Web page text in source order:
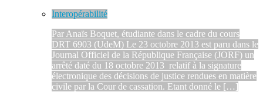
Interopérabilité
Par Anaïs Boquet, étudiante dans le cadre du cours
DRT 6903 (UdeM) Le 23 octobre 2013 est paru dans le
Journal Officiel de la République Française (JORF) un
arrêté daté du 18 octobre 2013 relatif à la signature
électronique des décisions de justice rendues en matière
civile par la Cour de cassation. Etant donné le […]